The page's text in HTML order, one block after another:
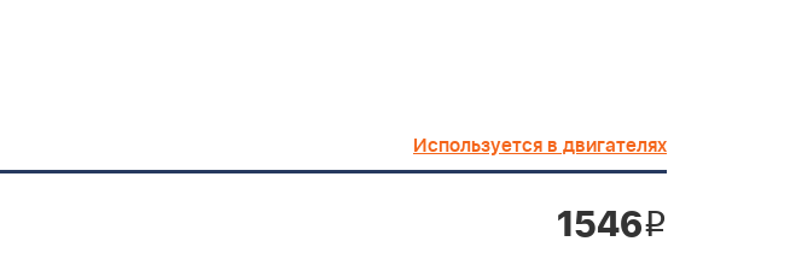
Используется в двигателях
1546i